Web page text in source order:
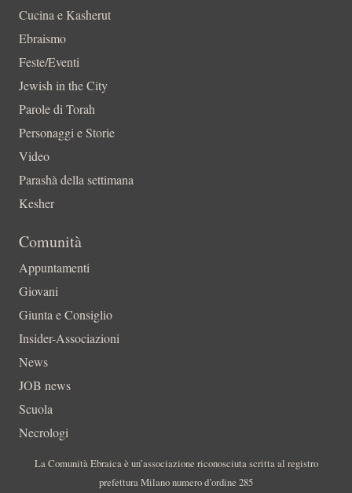
Cucina e Kasherut
Ebraismo
Feste/Eventi
Jewish in the City
Parole di Torah
Personaggi e Storie
Video
Parashà della settimana
Kesher
Comunità
Appuntamenti
Giovani
Giunta e Consiglio
Insider-Associazioni
News
JOB news
Scuola
Necrologi
La Comunità Ebraica è un’associazione riconosciuta scritta al registro
prefettura Milano numero d’ordine 285